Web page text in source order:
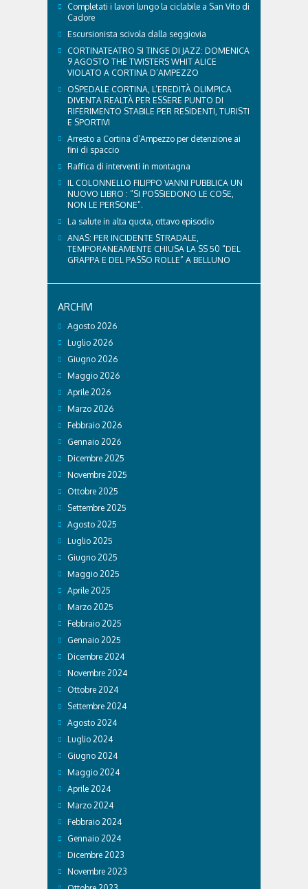
Completati i lavori lungo la ciclabile a San Vito di
Cadore
Escursionista scivola dalla seggiovia
CORTINATEATRO SI TINGE DI JAZZ: DOMENICA
9 AGOSTO THE TWISTERS WHIT ALICE
VIOLATO A CORTINA D’AMPEZZO
OSPEDALE CORTINA, L’EREDITÀ OLIMPICA
DIVENTA REALTÀ PER ESSERE PUNTO DI
RIFERIMENTO STABILE PER RESIDENTI, TURISTI
E SPORTIVI
Arresto a Cortina d’Ampezzo per detenzione ai
fini di spaccio
Raffica di interventi in montagna
IL COLONNELLO FILIPPO VANNI PUBBLICA UN
NUOVO LIBRO : “SI POSSIEDONO LE COSE,
NON LE PERSONE”.
La salute in alta quota, ottavo episodio
ANAS: PER INCIDENTE STRADALE,
TEMPORANEAMENTE CHIUSA LA SS 50 “DEL
GRAPPA E DEL PASSO ROLLE” A BELLUNO
ARCHIVI
Agosto 2026
Luglio 2026
Giugno 2026
Maggio 2026
Aprile 2026
Marzo 2026
Febbraio 2026
Gennaio 2026
Dicembre 2025
Novembre 2025
Ottobre 2025
Settembre 2025
Agosto 2025
Luglio 2025
Giugno 2025
Maggio 2025
Aprile 2025
Marzo 2025
Febbraio 2025
Gennaio 2025
Dicembre 2024
Novembre 2024
Ottobre 2024
Settembre 2024
Agosto 2024
Luglio 2024
Giugno 2024
Maggio 2024
Aprile 2024
Marzo 2024
Febbraio 2024
Gennaio 2024
Dicembre 2023
Novembre 2023